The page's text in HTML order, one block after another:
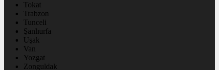
Tokat
Trabzon
Tunceli
Şanlıurfa
Uşak
Van
Yozgat
Zonguldak